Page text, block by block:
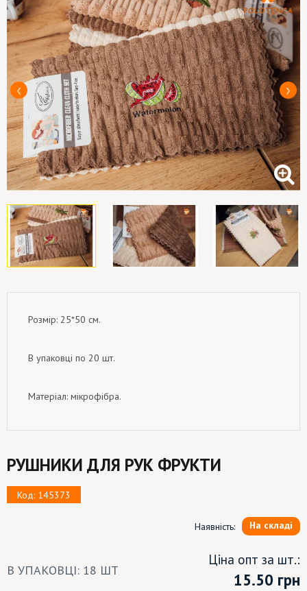
Розмір: 25*50 см.
В упаковці по 20 шт.
Матеріал: мікрофібра.
РУШНИКИ ДЛЯ РУК ФРУКТИ
Код: 145373
Наявність: На складі
В УПАКОВЦІ: 18 ШТ
Ціна опт за шт.:
15.50 грн